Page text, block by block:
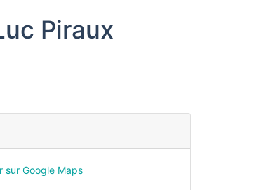
Piraux
sur Google Maps